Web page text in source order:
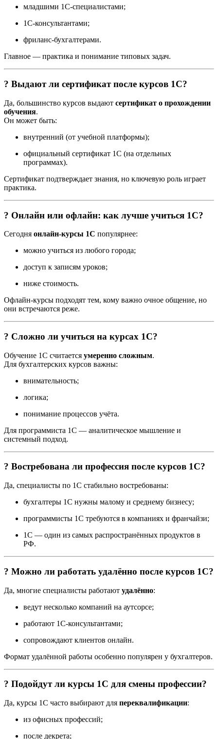
младшими 1С-специалистами;
1С-консультантами;
фриланс-бухгалтерами.
Главное — практика и понимание типовых задач.
? Выдают ли сертификат после курсов 1С?
Да, большинство курсов выдают сертификат о прохождении
обучения.
Он может быть:
внутренний (от учебной платформы);
официальный сертификат 1С (на отдельных
программах).
Сертификат подтверждает знания, но ключевую роль играет
практика.
? Онлайн или офлайн: как лучше учиться 1С?
Сегодня онлайн-курсы 1С популярнее:
можно учиться из любого города;
доступ к записям уроков;
ниже стоимость.
Офлайн-курсы подходят тем, кому важно очное общение, но
они встречаются реже.
? Сложно ли учиться на курсах 1С?
Обучение 1С считается умеренно сложным.
Для бухгалтерских курсов важны:
внимательность;
логика;
понимание процессов учёта.
Для программиста 1С — аналитическое мышление и
системный подход.
? Востребована ли профессия после курсов 1С?
Да, специалисты по 1С стабильно востребованы:
бухгалтеры 1С нужны малому и среднему бизнесу;
программисты 1С требуются в компаниях и франчайзи;
1С — один из самых распространённых продуктов в
РФ.
? Можно ли работать удалённо после курсов 1С?
Да, многие специалисты работают удалённо:
ведут несколько компаний на аутсорсе;
работают 1С-консультантами;
сопровождают клиентов онлайн.
Формат удалённой работы особенно популярен у бухгалтеров.
? Подойдут ли курсы 1С для смены профессии?
Да, курсы 1С часто выбирают для переквалификации:
из офисных профессий;
после декрета;